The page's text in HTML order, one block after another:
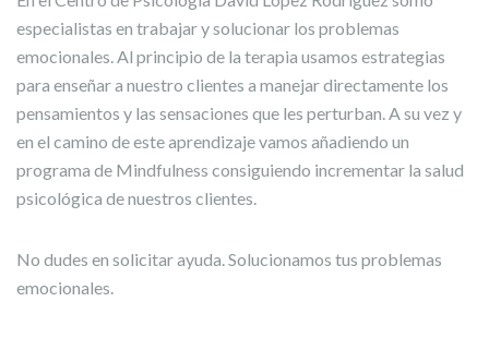
especialistas en trabajar y solucionar los problemas
emocionales. Al principio de la terapia usamos estrategias
para enseñar a nuestro clientes a manejar directamente los
pensamientos y las sensaciones que les perturban. A su vez y
en el camino de este aprendizaje vamos añadiendo un
programa de Mindfulness consiguiendo incrementar la salud
psicológica de nuestros clientes.
No dudes en solicitar ayuda. Solucionamos tus problemas
emocionales.